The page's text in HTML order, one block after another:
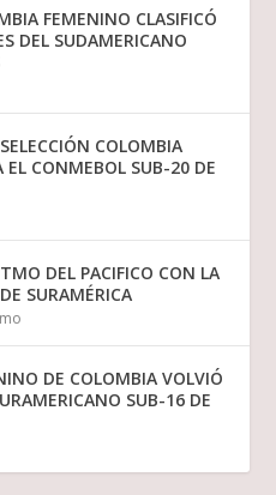
FEMENINO CLASIFICÓ
DEL SUDAMERICANO
COLOMBIA
EL CONMEBOL SUB-20 DE
DEL PACIFICO CON LA
SURAMÉRICA
DE COLOMBIA VOLVIÓ
SUB-16 DE